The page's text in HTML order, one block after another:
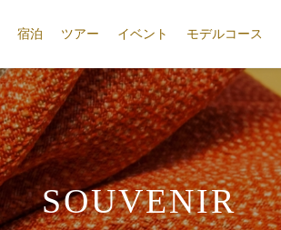
宿泊 ツアー イベント モデルコース
SOUVENIR